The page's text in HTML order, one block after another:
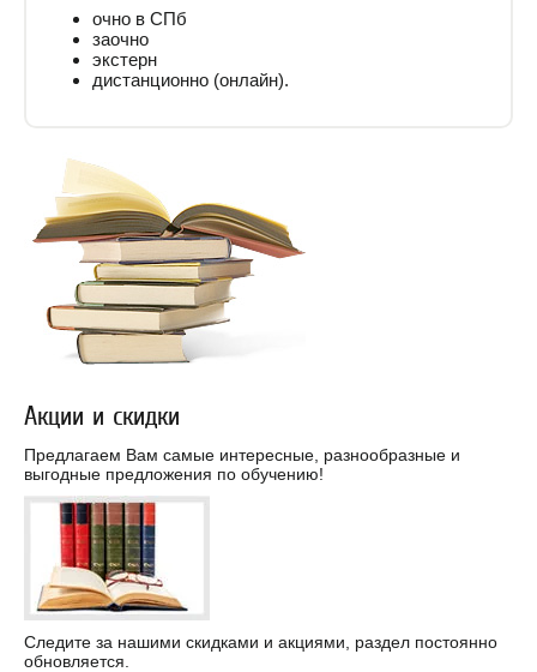
очно в СПб
заочно
экстерн
дистанционно (онлайн).
Акции и скидки
Предлагаем Вам самые интересные, разнообразные и
выгодные предложения по обучению!
Следите за нашими скидками и акциями, раздел постоянно
обновляется.